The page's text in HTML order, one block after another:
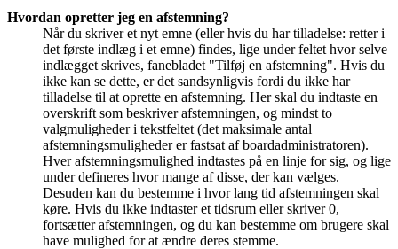
Hvordan opretter jeg en afstemning?
Når du skriver et nyt emne (eller hvis du har tilladelse: retter i
det første indlæg i et emne) findes, lige under feltet hvor selve
indlægget skrives, fanebladet "Tilføj en afstemning". Hvis du
ikke kan se dette, er det sandsynligvis fordi du ikke har
tilladelse til at oprette en afstemning. Her skal du indtaste en
overskrift som beskriver afstemningen, og mindst to
valgmuligheder i tekstfeltet (det maksimale antal
afstemningsmuligheder er fastsat af boardadministratoren).
Hver afstemningsmulighed indtastes på en linje for sig, og lige
under defineres hvor mange af disse, der kan vælges.
Desuden kan du bestemme i hvor lang tid afstemningen skal
køre. Hvis du ikke indtaster et tidsrum eller skriver 0,
fortsætter afstemningen, og du kan bestemme om brugere skal
have mulighed for at ændre deres stemme.